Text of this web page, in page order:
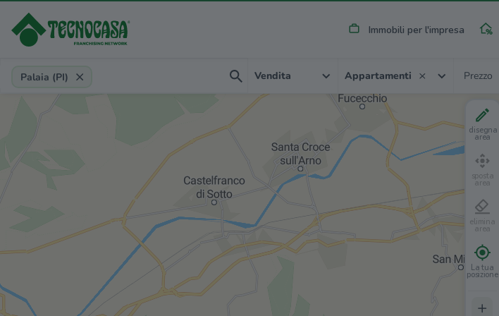
Immobili per l'impresa
Provincia, comune, zona, riferimento
Palaia (PI) Vendita Appartamenti Prezzo
disegna
area
sposta
area
elimina
area
La tua
posizione
+